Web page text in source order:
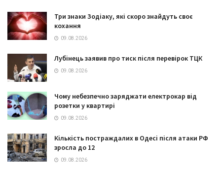
Три знаки Зодіаку, які скоро знайдуть своє
кохання
09.08.2026
Лубінець заявив про тиск після перевірок ТЦК
09.08.2026
Чому небезпечно заряджати електрокар від
розетки у квартирі
09.08.2026
Кількість постраждалих в Одесі після атаки РФ
зросла до 12
09.08.2026